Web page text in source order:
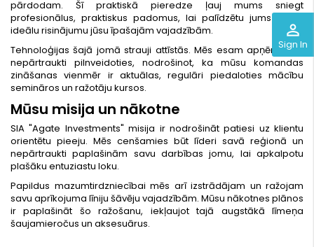
perm_identity
Sign In
pārdodam. Šī praktiskā pieredze ļauj mums sniegt
profesionālus, praktiskus padomus, lai palīdzētu jums atrast
ideālu risinājumu jūsu īpašajām vajadzībām.
Tehnoloģijas šajā jomā strauji attīstās. Mēs esam apņēmušies
nepārtraukti pilnveidoties, nodrošinot, ka mūsu komandas
zināšanas vienmēr ir aktuālas, regulāri piedaloties mācību
semināros un ražotāju kursos.
Mūsu misija un nākotne
SIA "Agate Investments" misija ir nodrošināt patiesi uz klientu
orientētu pieeju. Mēs cenšamies būt līderi savā reģionā un
nepārtraukti paplašinām savu darbības jomu, lai apkalpotu
plašāku entuziastu loku.
Papildus mazumtirdzniecībai mēs arī izstrādājam un ražojam
savu aprīkojuma līniju šāvēju vajadzībām. Mūsu nākotnes plānos
ir paplašināt šo ražošanu, iekļaujot tajā augstākā līmeņa
šaujamieročus un aksesuārus.